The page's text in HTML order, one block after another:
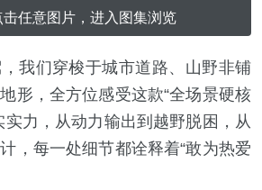
击任意图片，进入图集浏览
们穿梭于城市道路、山野非铺
形，全方位感受这款“全场景硬核
实力，从动力输出到越野脱困，从
，每一处细节都诠释着“敢为热爱